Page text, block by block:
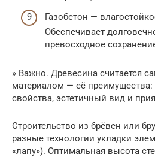
Газобетон —
Обеспечивает
превосходное
» Важно. Древесина считается
материалом — её
свойства, эстетичный вид и
Строительство из брёвен или
разные технологии укладки
«лапу»). Оптимальная высота